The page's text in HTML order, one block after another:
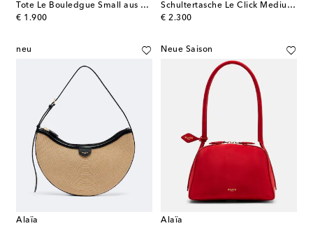
Tote Le Bouledgue Small aus Leder
€ 1.900
original price
Schultertasche Le Click Medium aus Canvas
€ 2.300
original price
neu
Alaïa
Neue Saison
Alaïa